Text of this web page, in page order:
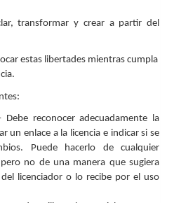
transformar y crear a partir del
estas libertades mientras cumpla
reconocer adecuadamente la
un enlace a la licencia e indicar si se
Puede hacerlo de cualquier
no de una manera que sugiera
licenciador o lo recibe por el uso